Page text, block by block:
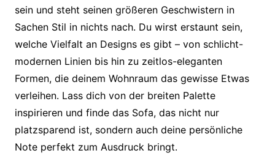
sein und steht seinen größeren Geschwistern in
Sachen Stil in nichts nach. Du wirst erstaunt sein,
welche Vielfalt an Designs es gibt – von schlicht-
modernen Linien bis hin zu zeitlos-eleganten
Formen, die deinem Wohnraum das gewisse Etwas
verleihen. Lass dich von der breiten Palette
inspirieren und finde das Sofa, das nicht nur
platzsparend ist, sondern auch deine persönliche
Note perfekt zum Ausdruck bringt.